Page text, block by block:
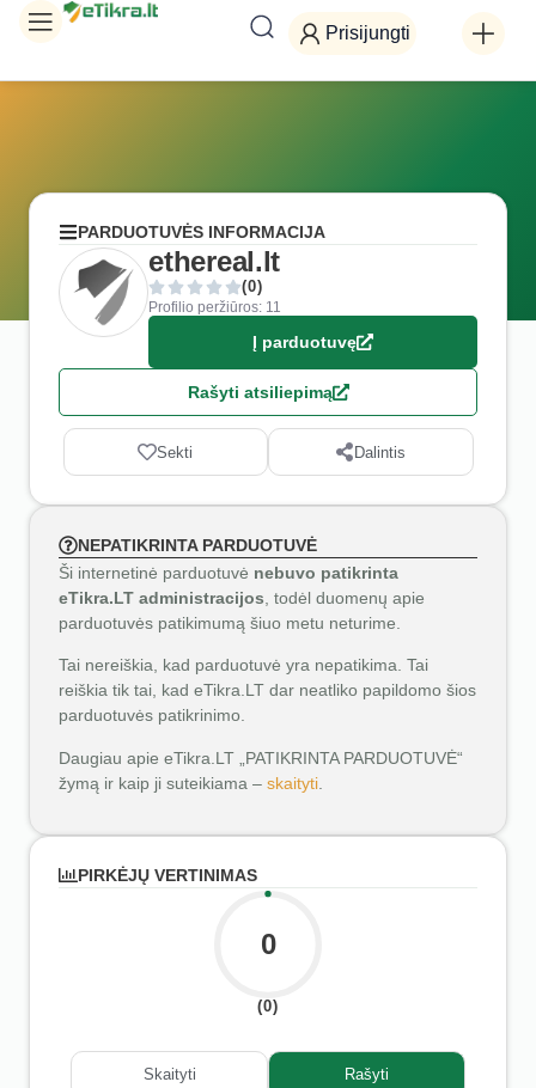
Prisijungti
PARDUOTUVĖS INFORMACIJA
ethereal.lt
(0)
Profilio peržiūros: 11
Į parduotuvę
Rašyti atsiliepimą
Sekti Dalintis
NEPATIKRINTA PARDUOTUVĖ
Ši internetinė parduotuvė nebuvo patikrinta
eTikra.LT administracijos , todėl duomenų apie
parduotuvės patikimumą šiuo metu neturime.
Tai nereiškia, kad parduotuvė yra nepatikima. Tai
reiškia tik tai, kad eTikra.LT dar neatliko papildomo šios
parduotuvės patikrinimo.
Daugiau apie eTikra.LT „PATIKRINTA PARDUOTUVĖ“
žymą ir kaip ji suteikiama – skaityti
PIRKĖJŲ VERTINIMAS
0
(0)
Skaityti Rašyti